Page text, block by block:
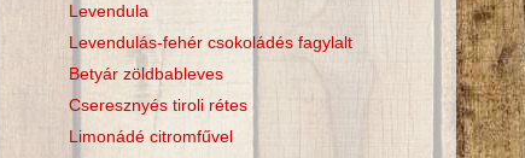
Levendula
Levendulás-fehér csokoládés fagylalt
Betyár zöldbableves
Cseresznyés tiroli rétes
Limonádé citromfűvel